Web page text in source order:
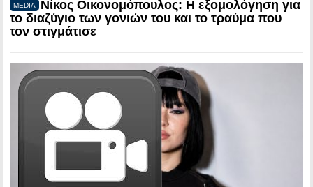
MEDIA
Νίκος Οικονομόπουλος: Η εξομολόγηση για
το διαζύγιο των γονιών του και το τραύμα που
τον στιγμάτισε